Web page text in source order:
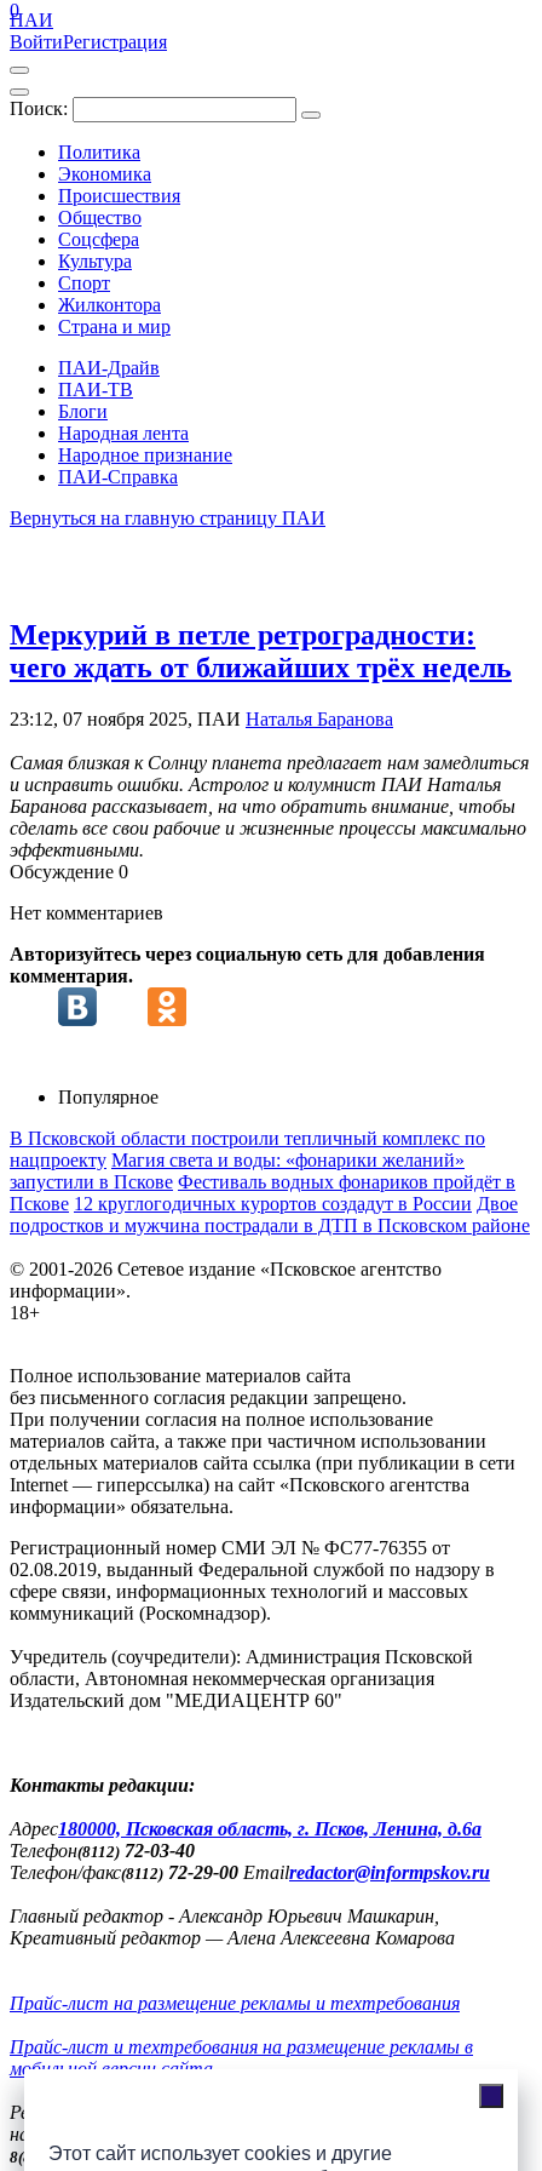
ПАИ
ВойтиРегистрация
Поиск:
Политика
Экономика
Происшествия
Общество
Соцсфера
Культура
Спорт
Жилконтора
Страна и мир
ПАИ-Драйв
ПАИ-ТВ
Блоги
Народная лента
Народное признание
ПАИ-Справка
Этот сайт использует cookies и другие
0
Вернуться на главную страницу ПАИ
Меркурий в петле ретроградности:
чего ждать от ближайших трёх недель
23:12, 07 ноября 2025, ПАИ Наталья Баранова
Самая близкая к Солнцу планета предлагает нам замедлиться
и исправить ошибки. Астролог и колумнист ПАИ Наталья
Баранова рассказывает, на что обратить внимание, чтобы
сделать все свои рабочие и жизненные процессы максимально
эффективными.
Обсуждение 0
Нет комментариев
Авторизуйтесь через социальную сеть для добавления
комментария.
Популярное
В Псковской области построили тепличный комплекс по
нацпроекту Магия света и воды: «фонарики желаний»
запустили в Пскове Фестиваль водных фонариков пройдёт в
Пскове 12 круглогодичных курортов создадут в России Двое
подростков и мужчина пострадали в ДТП в Псковском районе
© 2001-2026 Сетевое издание «Псковское агентство
информации».
18+
Полное использование материалов сайта
без письменного согласия редакции запрещено.
При получении согласия на полное использование
материалов сайта, а также при частичном использовании
отдельных материалов сайта ссылка (при публикации в сети
Internet — гиперссылка) на сайт «Псковского агентства
информации» обязательна.
Регистрационный номер СМИ ЭЛ № ФС77-76355 от
02.08.2019, выданный Федеральной службой по надзору в
сфере связи, информационных технологий и массовых
коммуникаций (Роскомнадзор).
Учредитель (соучредители): Администрация Псковской
области, Автономная некоммерческая организация
Издательский дом "МЕДИАЦЕНТР 60"
Контакты редакции:
Адреc180000, Псковская область, г. Псков, Ленина, д.6а
Телефон(8112) 72-03-40
Телефон/факс(8112) 72-29-00 Emailredactor@informpskov.ru
Главный редактор - Александр Юрьевич Машкарин,
Креативный редактор — Алена Алексеевна Комарова
Прайс-лист на размещение рекламы и техтребования
Прайс-лист и техтребования на размещение рекламы в
мобильной версии сайта
Реклама
на сайте
8(8112)57-51-94